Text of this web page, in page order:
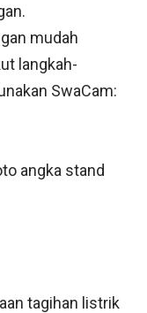
mudah
langkah-
SwaCam:
angka stand
tagihan listrik